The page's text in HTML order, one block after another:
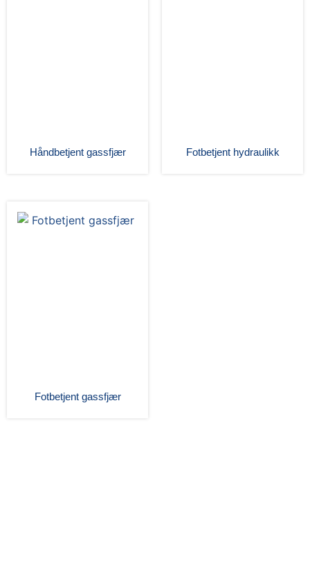
Håndbetjent gassfjær Fotbetjent hydraulikk
Fotbetjent gassfjær